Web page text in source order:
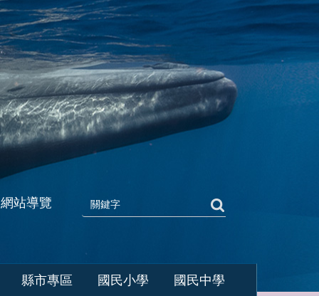
縣市專區 國民小學 國民中學
網站導覽